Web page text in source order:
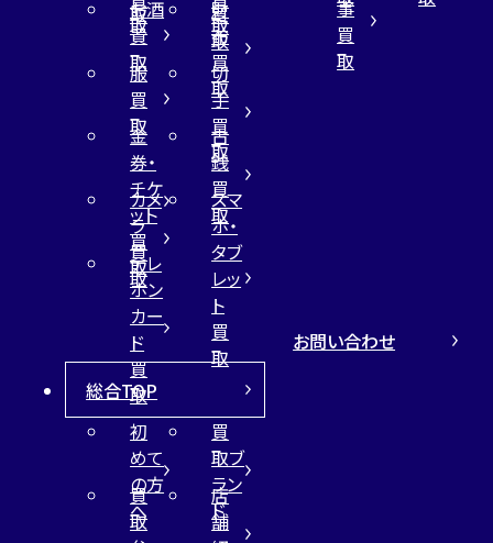
取
買
取
取
取
お酒
買
取
財
布
買
取
服
買
取
切
手
買
取
金
券・
チケ
ット
買
取
古
銭
買
取
カメ
ラ
買
取
スマ
ホ・
タブ
レッ
ト
買
取
テレ
ホン
カー
ド
買
取
事
買
取
総合TOP
初
めて
の方
へ
買
取ブ
ラン
ド
買
取
店
舗
お問い合わせ